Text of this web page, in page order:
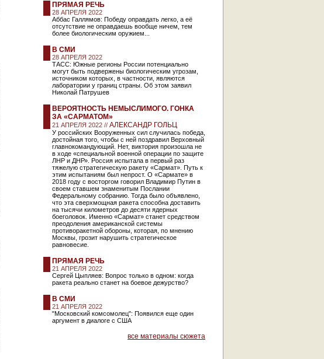
ПРЯМАЯ РЕЧЬ
28 АПРЕЛЯ 2022
Аббас Галлямов: Победу оправдать легко, а её
отсутствие не оправдаешь вообще ничем, тем
более биологическим оружием...
В СМИ
28 АПРЕЛЯ 2022
ТАСС: Южные регионы России потенциально
могут быть подвержены биологическим угрозам,
источником которых, в частности, являются
лаборатории у границ страны. Об этом заявил
Николай Патрушев
ВЕРОЯТНОСТЬ НЕМЫСЛИМОГО. ГОНКА
ЗА «САРМАТОМ»
21 АПРЕЛЯ 2022 // АЛЕКСАНДР ГОЛЬЦ
У российских Вооруженных сил случилась победа,
достойная того, чтобы с ней поздравил Верховный
главнокомандующий. Нет, виктория произошла не
в ходе «специальной военной операции по защите
ЛНР и ДНР». Россия испытала в первый раз
тяжелую стратегическую ракету «Сармат». Путь к
этим испытаниям был непрост. О «Сармате» в
2018 году с восторгом говорил Владимир Путин в
своем ставшем знаменитым Послании
Федеральному собранию. Тогда было объявлено,
что эта сверхмощная ракета способна доставить
на тысячи километров до десяти ядерных
боеголовок. Именно «Сармат» станет средством
преодоления американской системы
противоракетной обороны, которая, по мнению
Москвы, грозит нарушить стратегическое
равновесие.
ПРЯМАЯ РЕЧЬ
21 АПРЕЛЯ 2022
Сергей Цыпляев: Вопрос только в одном: когда
ракета реально станет на боевое дежурство?
В СМИ
21 АПРЕЛЯ 2022
"Московский комсомолец": Появился еще один
аргумент в диалоге с США
все материалы сюжета